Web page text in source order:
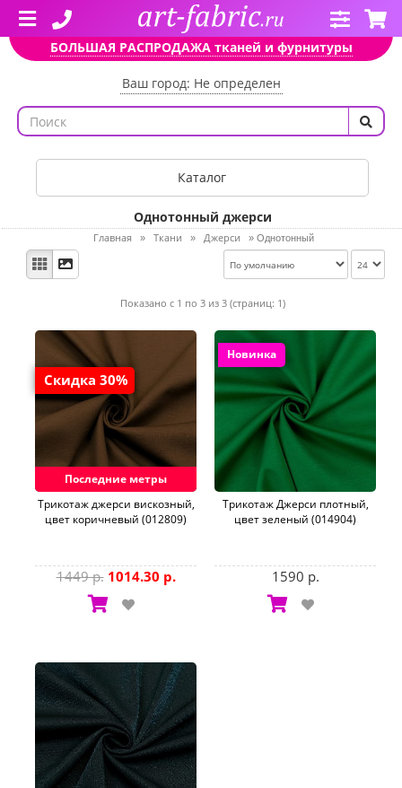
БОЛЬШАЯ РАСПРОДАЖА тканей и фурнитуры
Ваш город: Не определен
Каталог
Однотонный джерси
Главная » Ткани » Джерси » Однотонный
Показано с 1 по 3 из 3 (страниц: 1)
Скидка 30%
Последние метры
Трикотаж джерси вискозный,
цвет коричневый (012809)
1449 р. 1014.30 р.
Новинка
Трикотаж Джерси плотный,
цвет зеленый (014904)
1590 р.